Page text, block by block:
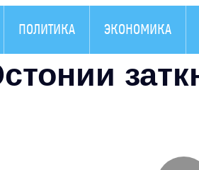
ПОЛИТИКА ЭКОНОМИКА